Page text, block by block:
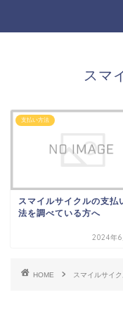
スマ
支払い方法
スマイルサイクルの支払
法を調べている方へ
2024年6
HOME スマイルサイク